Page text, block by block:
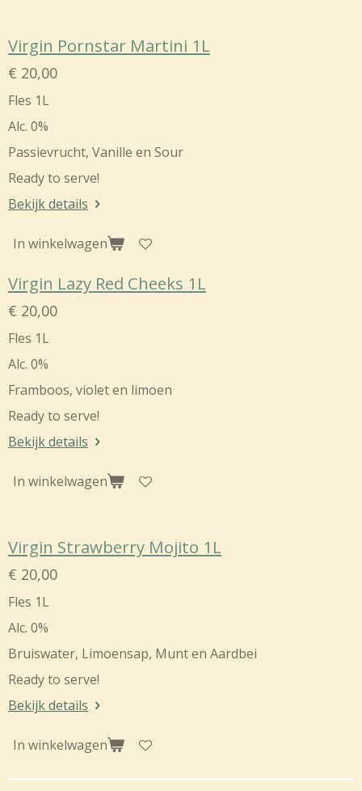
Virgin Pornstar Martini 1L
€ 20,00
Fles 1L
Alc. 0%
Passievrucht, Vanille en Sour
Ready to serve!
Bekijk details
In winkelwagen
Virgin Lazy Red Cheeks 1L
€ 20,00
Fles 1L
Alc. 0%
Framboos, violet en limoen
Ready to serve!
Bekijk details
In winkelwagen
Virgin Strawberry Mojito 1L
€ 20,00
Fles 1L
Alc. 0%
Bruiswater, Limoensap, Munt en Aardbei
Ready to serve!
Bekijk details
In winkelwagen